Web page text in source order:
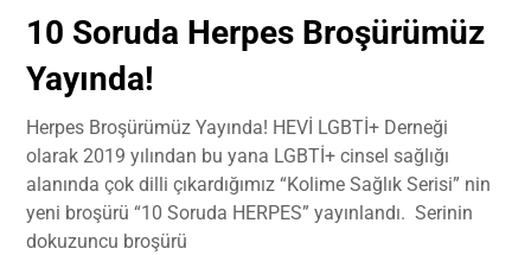
10 Soruda Herpes Broşürümüz
Yayında!
Herpes Broşürümüz Yayında! HEVİ LGBTİ+ Derneği
olarak 2019 yılından bu yana LGBTİ+ cinsel sağlığı
alanında çok dilli çıkardığımız “Kolime Sağlık Serisi” nin
yeni broşürü “10 Soruda HERPES” yayınlandı. Serinin
dokuzuncu broşürü